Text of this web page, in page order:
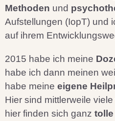
Methoden und
Aufstellungen (IopT) und
auf ihrem
2015 habe ich meine
habe ich dann meinen
habe meine eigene
Hier sind mittlerweile
hier finden sich ganz